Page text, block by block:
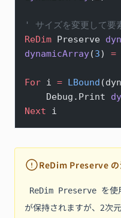
' サイズを変更して要
ReDim Preserve
dynamicArray(3) =
For i = LBound
    Debug.Print
Next i
ReDim Preserve の
ReDim Preserve を使
が保持されますが、2次